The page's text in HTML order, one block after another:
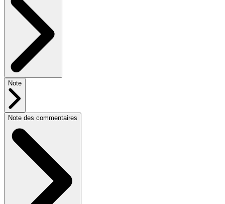
Note
Note des commentaires